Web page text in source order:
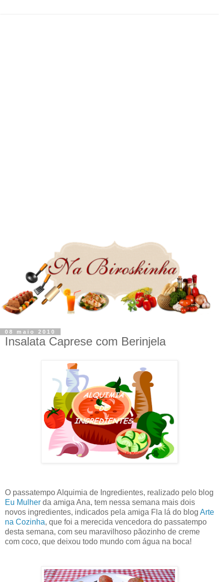
08 maio 2010
Insalata Caprese com Berinjela
O passatempo Alquimia de Ingredientes, realizado pelo blog
Eu Mulher da amiga Ana, tem nessa semana mais dois
novos ingredientes, indicados pela amiga Fla lá do blog Arte
na Cozinha, que foi a merecida vencedora do passatempo
desta semana, com seu maravilhoso pãozinho de creme
com coco, que deixou todo mundo com água na boca!